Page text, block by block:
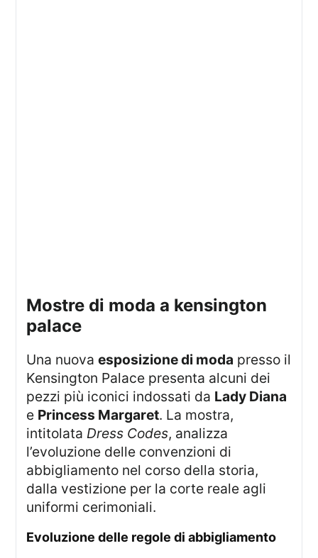
mostre di moda a kensington
palace
Una nuovaesposizione di moda presso il
Kensington Palace presenta alcuni dei
pezzi più iconici indossati da Lady Diana
e Princess Margaret. La mostra,
intitolata Dress Codes, analizza
l’evoluzione delle convenzioni di
abbigliamento nel corso della storia,
dalla vestizione per la corte reale agli
uniformi cerimoniali.
evoluzione delle regole di abbigliamento